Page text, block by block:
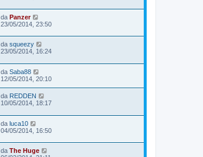
da Panzer
23/05/2014, 23:50
da squeezy
23/05/2014, 16:24
da Saba88
12/05/2014, 20:10
da REDDEN
10/05/2014, 18:17
da luca10
04/05/2014, 16:50
da The Huge